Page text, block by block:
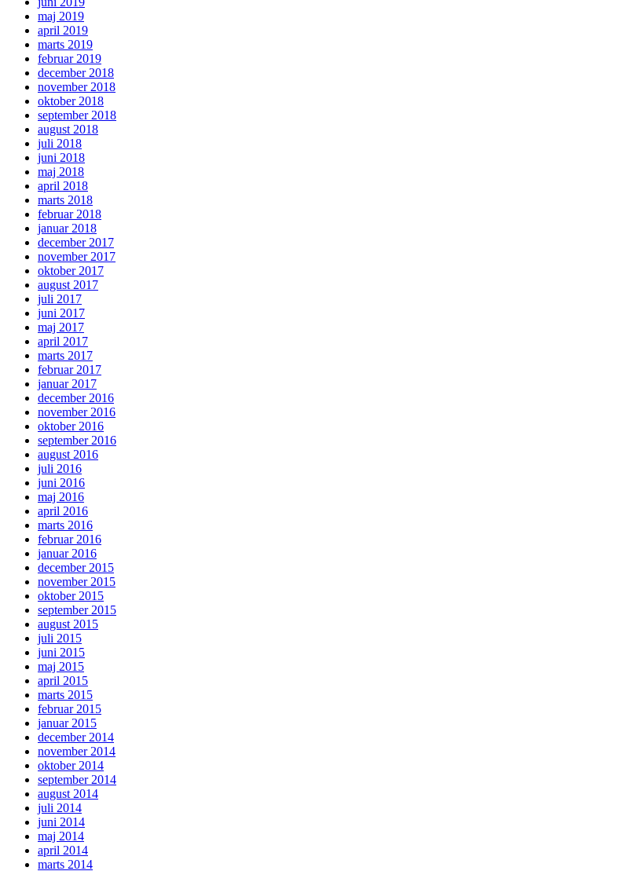
maj 2019
april 2019
marts 2019
februar 2019
december 2018
november 2018
oktober 2018
september 2018
august 2018
juli 2018
juni 2018
maj 2018
april 2018
marts 2018
februar 2018
januar 2018
december 2017
november 2017
oktober 2017
august 2017
juli 2017
juni 2017
maj 2017
april 2017
marts 2017
februar 2017
januar 2017
december 2016
november 2016
oktober 2016
september 2016
august 2016
juli 2016
juni 2016
maj 2016
april 2016
marts 2016
februar 2016
januar 2016
december 2015
november 2015
oktober 2015
september 2015
august 2015
juli 2015
juni 2015
maj 2015
april 2015
marts 2015
februar 2015
januar 2015
december 2014
november 2014
oktober 2014
september 2014
august 2014
juli 2014
juni 2014
maj 2014
april 2014
marts 2014